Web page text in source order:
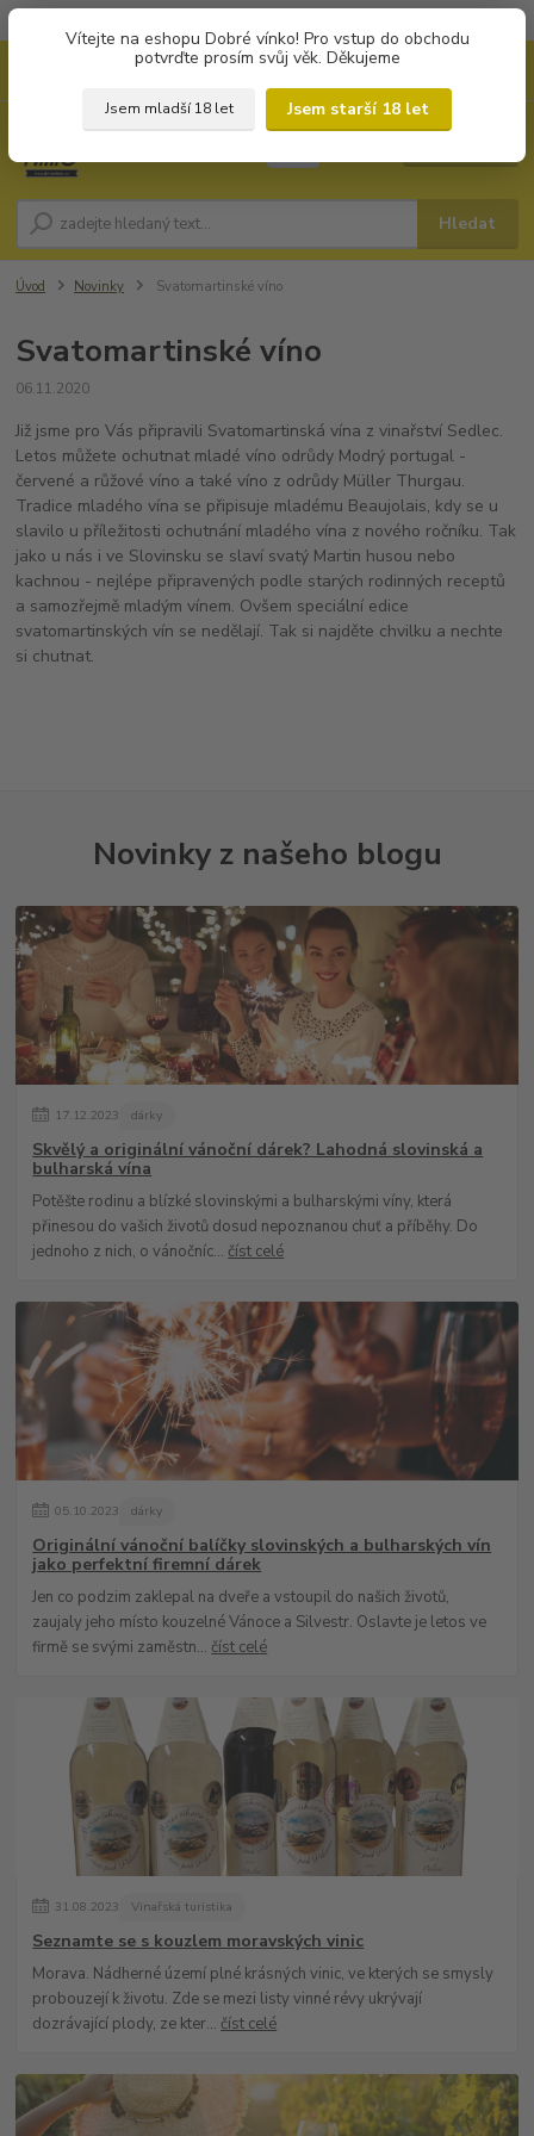
Vítejte na eshopu Dobré vínko! Pro vstup do obchodu
potvrďte prosím svůj věk. Děkujeme
Jsem mladší 18 let
Jsem starší 18 let
Hledat
Úvod Novinky Svatomartinské víno
Svatomartinské víno
06.11.2020
Již jsme pro Vás připravili Svatomartinská vína z vinařství Sedlec.
Letos můžete ochutnat mladé víno odrůdy Modrý portugal -
červené a růžové víno a také víno z odrůdy Müller Thurgau.
Tradice mladého vína se připisuje mladému Beaujolais, kdy se u
slavilo u příležitosti ochutnání mladého vína z nového ročníku. Tak
jako u nás i ve Slovinsku se slaví svatý Martin husou nebo
kachnou - nejlépe připravených podle starých rodinných receptů
a samozřejmě mladým vínem. Ovšem speciální edice
svatomartinských vín se nedělají. Tak si najděte chvilku a nechte
si chutnat.
Novinky z našeho blogu
17. 12.2023 dárky
Skvělý a originální vánoční dárek? Lahodná slovinská a
bulharská vína
Potěšte rodinu a blízké slovinskými a bulharskými víny, která
přinesou do vašich životů dosud nepoznanou chuť a příběhy. Do
jednoho z nich, o vánočníc... číst celé
05. 10.2023 dárky
Originální vánoční balíčky slovinských a bulharských vín
jako perfektní firemní dárek
Jen co podzim zaklepal na dveře a vstoupil do našich životů,
zaujaly jeho místo kouzelné Vánoce a Silvestr. Oslavte je letos ve
firmě se svými zaměstn... číst celé
31.08.2023 Vinařská turistika
Seznamte se s kouzlem moravských vinic
Morava. Nádherné území plné krásných vinic, ve kterých se smysly
probouzejí k životu. Zde se mezi listy vinné révy ukrývají
dozrávající plody, ze kter... číst celé